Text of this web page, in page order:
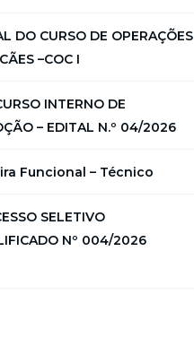
DO CURSO DE OPERAÇÕES
–COC I
INTERNO DE
– EDITAL N.º 04/2026
Funcional – Técnico
SELETIVO
Nº 004/2026